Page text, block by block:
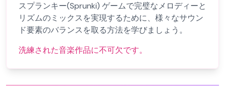
スプランキー(Sprunki) ゲームで完璧なメロディーと
リズムのミックスを実現するために、様々なサウン
ド要素のバランスを取る方法を学びましょう。
洗練された音楽作品に不可欠です。